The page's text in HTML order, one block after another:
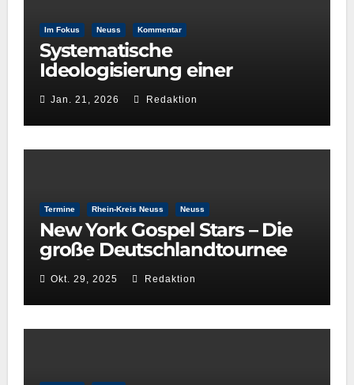
Im Fokus Neuss Kommentar
Systematische
Ideologisierung einer
Kulturentscheidung: Die Rolle
der GRÜNEN im
Kulturausschuss
Jan. 21, 2026 Redaktion
Termine Rhein-Kreis Neuss Neuss
New York Gospel Stars – Die
große Deutschlandtournee
2025/26
Okt. 29, 2025 Redaktion